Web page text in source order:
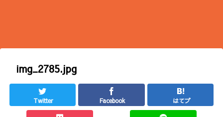
img_2785.jpg
Twitter Facebook はてブ